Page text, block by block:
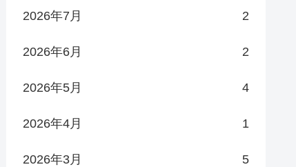
2026年7月 2
2026年6月 2
2026年5月 4
2026年4月 1
2026年3月 5